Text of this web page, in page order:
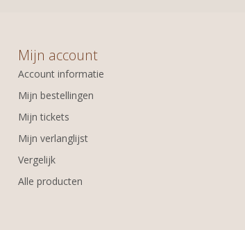
Mijn account
Account informatie
Mijn bestellingen
Mijn tickets
Mijn verlanglijst
Vergelijk
Alle producten